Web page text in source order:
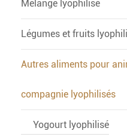
Mélange lyophilisé
Légumes et fruits
Autres aliments pour
compagnie lyophilisés
Yogourt lyophilisé